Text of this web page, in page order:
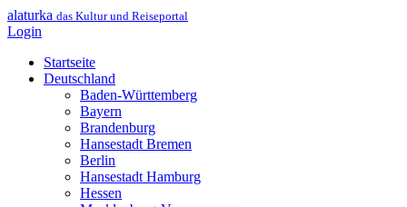
alaturka das Kultur und Reiseportal
Login
Startseite
Deutschland
Baden-Württemberg
Bayern
Brandenburg
Hansestadt Bremen
Berlin
Hansestadt Hamburg
Hessen